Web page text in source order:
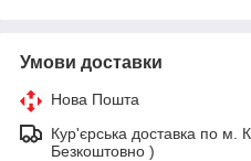
Умови доставки
Нова Пошта
Кур'єрська доставка по м.
Безкоштовно )